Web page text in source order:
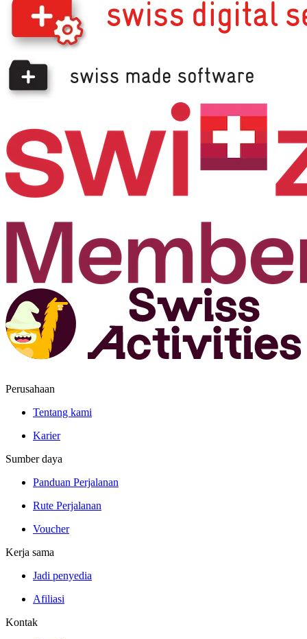
Perusahaan
Tentang kami
Karier
Sumber daya
Panduan Perjalanan
Rute Perjalanan
Voucher
Kerja sama
Jadi penyedia
Afiliasi
Kontak